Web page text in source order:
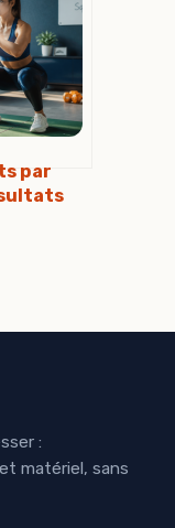
ans en
par
:
matériel, sans